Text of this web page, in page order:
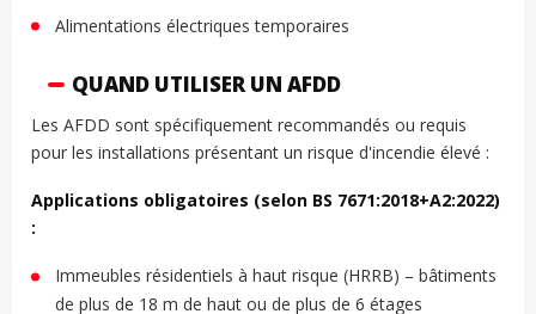
Alimentations électriques temporaires
QUAND UTILISER UN AFDD
Les AFDD sont spécifiquement recommandés ou requis
pour les installations présentant un risque d'incendie élevé :
Applications obligatoires (selon BS 7671:2018+A2:2022)
:
Immeubles résidentiels à haut risque (HRRB) – bâtiments
de plus de 18 m de haut ou de plus de 6 étages